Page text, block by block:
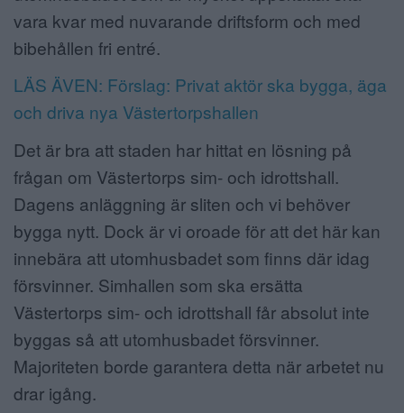
vara kvar med nuvarande driftsform och med
bibehållen fri entré.
LÄS ÄVEN: Förslag: Privat aktör ska bygga, äga
och driva nya Västertorpshallen
Det är bra att staden har hittat en lösning på
frågan om Västertorps sim- och idrottshall.
Dagens anläggning är sliten och vi behöver
bygga nytt. Dock är vi oroade för att det här kan
innebära att utomhusbadet som finns där idag
försvinner. Simhallen som ska ersätta
Västertorps sim- och idrottshall får absolut inte
byggas så att utomhusbadet försvinner.
Majoriteten borde garantera detta när arbetet nu
drar igång.